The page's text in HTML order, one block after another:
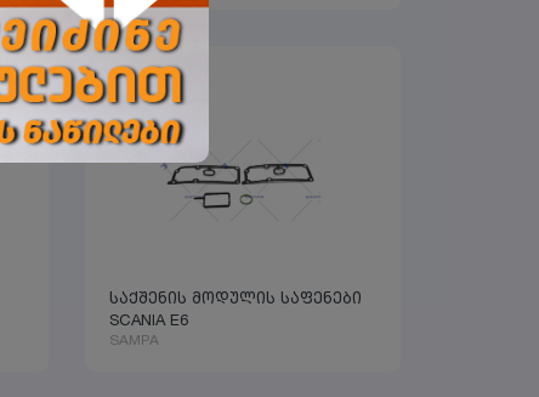
საქშენის მოდულის საფენები
SCANIA E6
SAMPA